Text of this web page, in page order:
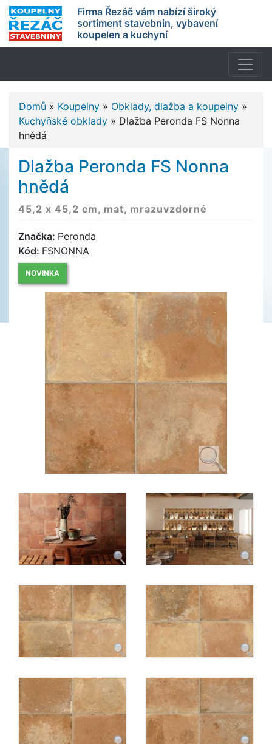
Firma Řezáč vám nabízí široký
sortiment stavebnin, vybavení
koupelen a kuchyní
Domů » Koupelny » Obklady, dlažba a koupelny »
Kuchyňské obklady » Dlažba Peronda FS Nonna
hnědá
Dlažba Peronda FS Nonna
hnědá
45,2 x 45,2 cm, mat, mrazuvzdorné
Značka: Peronda
Kód: FSNONNA
NOVINKA